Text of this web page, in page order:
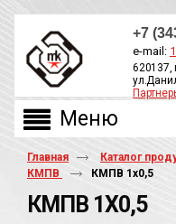
+7
e-mail:
620137,
Главная Каталог
КМПВ
КМПВ 1х0,5
КМПВ 1Х0,5